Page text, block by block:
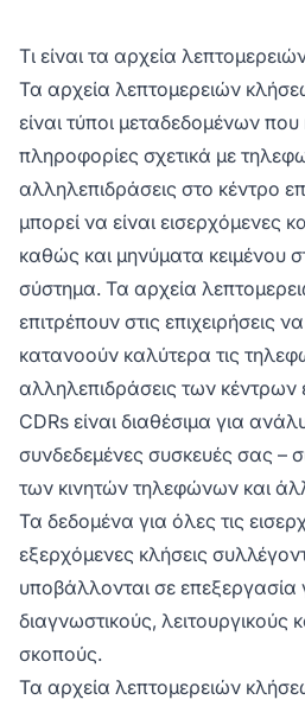
Τι είναι τα αρχεία
Τα αρχεία λεπτομερειών
είναι τύποι μεταδεδομένων
πληροφορίες σχετικά με
αλληλεπιδράσεις στο κέντρο
μπορεί να είναι εισερχόμενες
καθώς και μηνύματα κειμένου
σύστημα. Τα αρχεία
επιτρέπουν στις επιχειρήσεις
κατανοούν καλύτερα τις
αλληλεπιδράσεις των κέντρων
CDRs είναι διαθέσιμα για
συνδεδεμένες συσκευές σας –
των κινητών τηλεφώνων και
Τα δεδομένα για όλες τις
εξερχόμενες κλήσεις
υποβάλλονται σε επεξεργασία
διαγνωστικούς, λειτουργικούς
σκοπούς.
Τα αρχεία λεπτομερειών